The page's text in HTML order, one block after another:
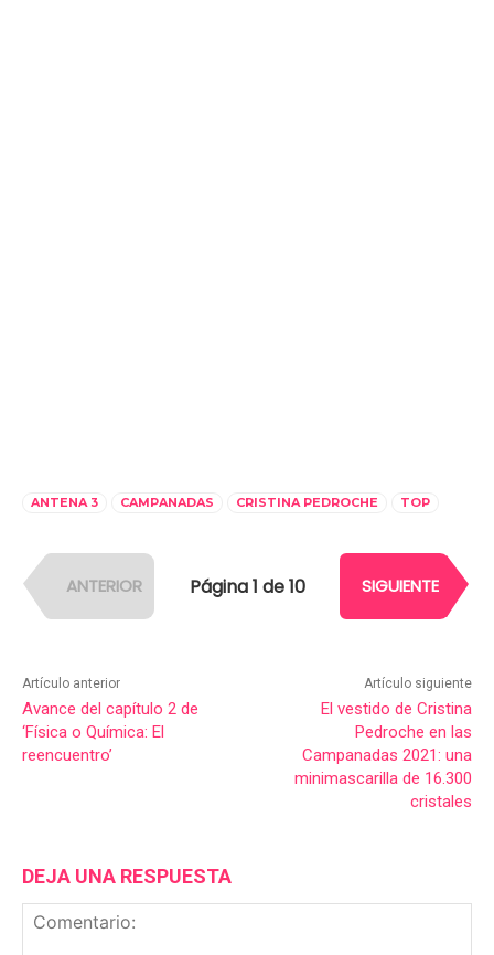
ANTENA 3 CAMPANADAS CRISTINA PEDROCHE TOP
ANTERIOR Página 1 de 10 SIGUIENTE
Artículo anterior
Avance del capítulo 2 de
‘Física o Química: El
reencuentro’
Artículo siguiente
El vestido de Cristina
Pedroche en las
Campanadas 2021: una
minimascarilla de 16.300
cristales
DEJA UNA RESPUESTA